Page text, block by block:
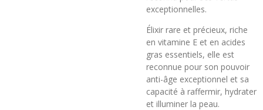
exceptionnelles.
Élixir rare et précieux, riche
en vitamine E et en acides
gras essentiels, elle est
reconnue pour son pouvoir
anti-âge exceptionnel et sa
capacité à raffermir, hydrater
et illuminer la peau.